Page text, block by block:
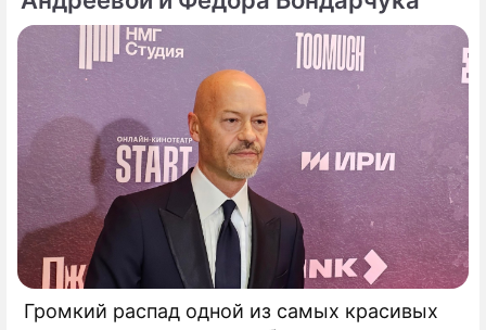
Громкий распад одной из самых красивых